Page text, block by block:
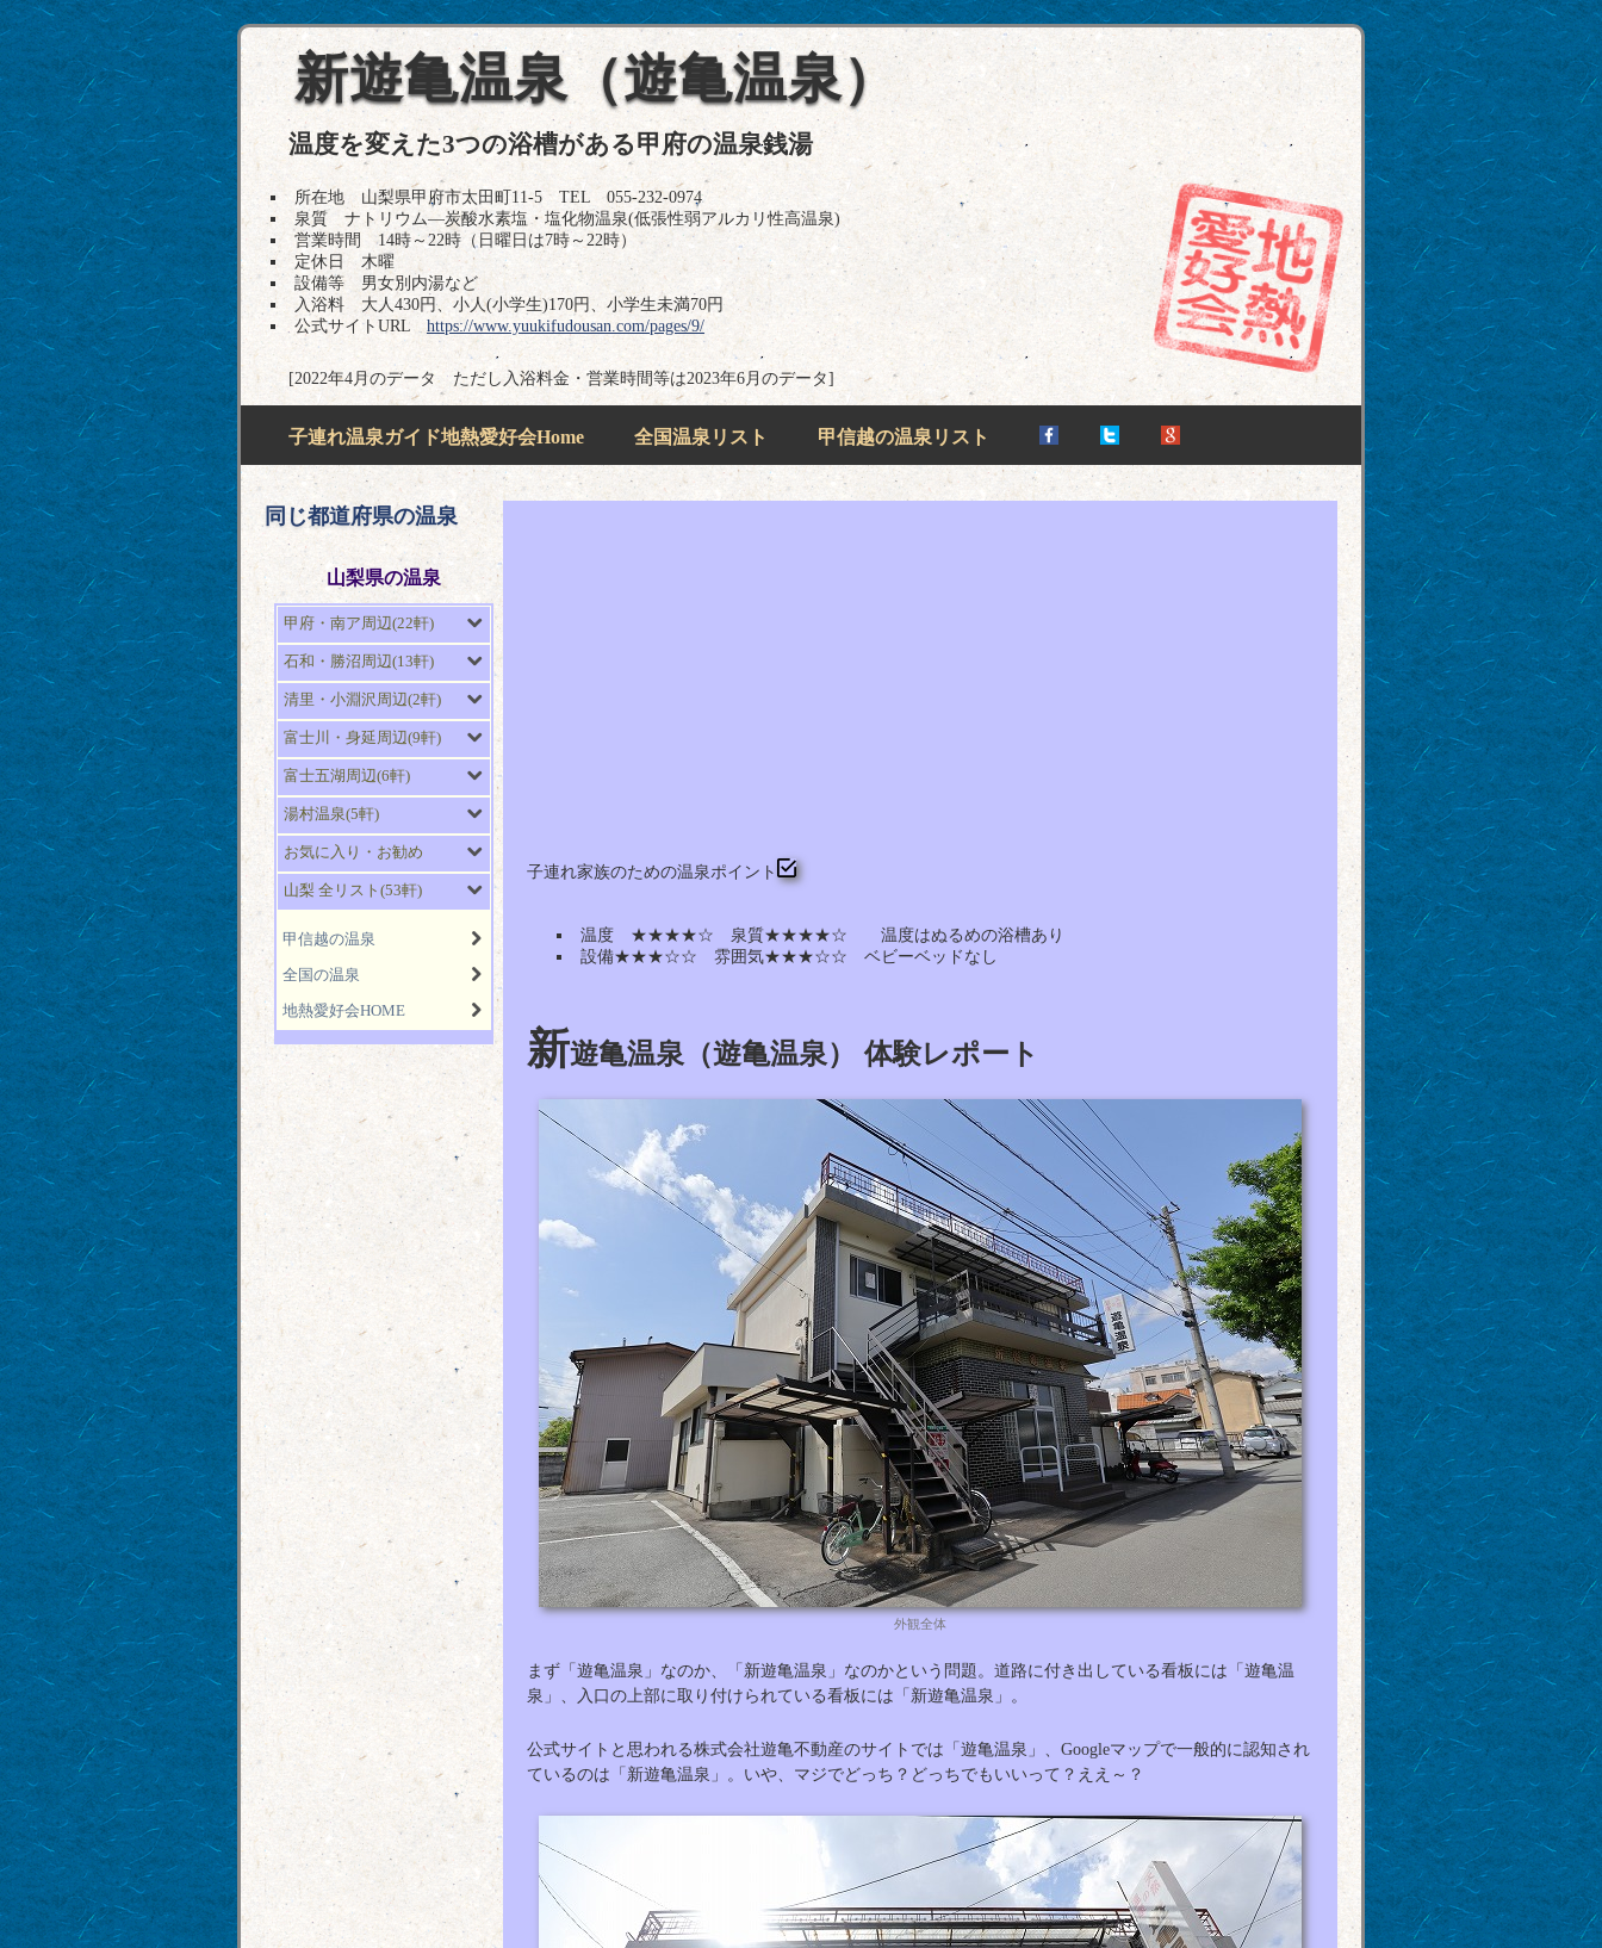
新遊亀温泉（遊亀温泉）
温度を変えた3つの浴槽がある甲府の温泉銭湯
所在地 山梨県甲府市太田町11-5 TEL 055-232-0974
泉質 ナトリウム―炭酸水素塩・塩化物温泉(低張性弱アルカリ性高温泉)
営業時間 14時～22時（日曜日は7時～22時）
定休日 木曜
設備等 男女別内湯など
入浴料 大人430円、小人(小学生)170円、小学生未満70円
公式サイトURL https://www.yuukifudousan.com/pages/9/
[2022年4月のデータ ただし入浴料金・営業時間等は2023年6月のデータ]
子連れ温泉ガイド地熱愛好会Home 全国温泉リスト 甲信越の温泉リスト
子連れ家族のための温泉ポイント
温度 ★★★★☆ 泉質★★★★☆ 温度はぬるめの浴槽あり
設備★★★☆☆ 雰囲気★★★☆☆ ベビーベッドなし
新遊亀温泉（遊亀温泉） 体験レポート
外観全体
まず「遊亀温泉」なのか、「新遊亀温泉」なのかという問題。道路に付き出している看板には「遊亀温
泉」、入口の上部に取り付けられている看板には「新遊亀温泉」。
公式サイトと思われる株式会社遊亀不動産のサイトでは「遊亀温泉」、Googleマップで一般的に認知され
ているのは「新遊亀温泉」。いや、マジでどっち？どっちでもいいって？ええ～？
同じ都道府県の温泉